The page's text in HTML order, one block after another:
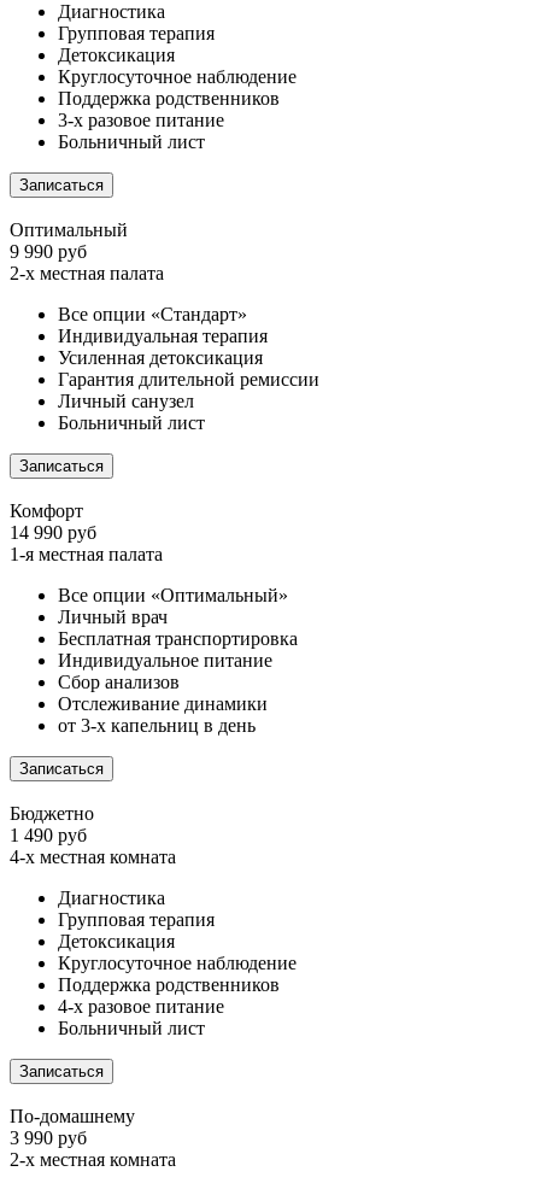
Диагностика
Групповая терапия
Детоксикация
Круглосуточное наблюдение
Поддержка родственников
3-х разовое питание
Больничный лист
Записаться
Оптимальный
9 990 руб
2-х местная палата
Все опции «Стандарт»
Индивидуальная терапия
Усиленная детоксикация
Гарантия длительной ремиссии
Личный санузел
Больничный лист
Записаться
Комфорт
14 990 руб
1-я местная палата
Все опции «Оптимальный»
Личный врач
Бесплатная транспортировка
Индивидуальное питание
Сбор анализов
Отслеживание динамики
от 3-х капельниц в день
Записаться
Бюджетно
1 490 руб
4-х местная комната
Диагностика
Групповая терапия
Детоксикация
Круглосуточное наблюдение
Поддержка родственников
4-х разовое питание
Больничный лист
Записаться
По-домашнему
3 990 руб
2-х местная комната